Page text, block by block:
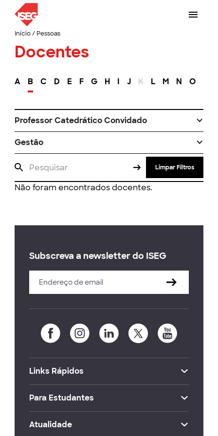
Início/ Pessoas
Docentes
A B C D E F G H I J K L M N O
Professor Catedrático Convidado
Gestão
Limpar Filtros
Não foram encontrados docentes.
Subscreva a newsletter do ISEG
Links Rápidos
Para Estudantes
Atualidade